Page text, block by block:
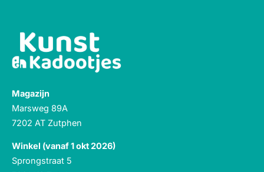
Magazijn
Marsweg 89A
7202 AT Zutphen
Winkel (vanaf 1 okt 2026)
Sprongstraat 5